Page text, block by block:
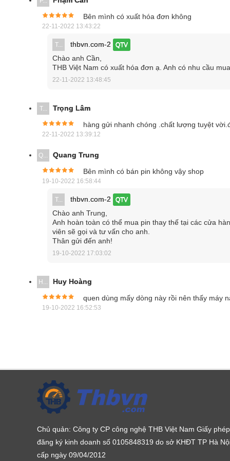
Sản phẩm có kiểu dáng mạnh mẽ, kết cấu chắc
Kyoritsu 1110 là sản phẩm thuộc thương hiệu
nghệ hiện đại. Sau khi trải qua các khâu kiểm định
trao tới tay người tiêu dùng.
Trọn bộ sản phẩm gồm
01 Đồng hồ vạn năng Kyoritsu 1110.
01 Hộp đựng sản phẩm.
01 Tài liệu hướng dẫn sử dụng.
Khả năng làm việc của Kyoritsu 1110
Do Kyoritsu 1110 được sản xuất nhằm mục đích
dòng điện DC, đo điện áp AC/DC, kiểm tra liên tục…
Bên mình có xuất hóa đơn không
22-11-2022 13:43:22
T... thbvn.com-2 QTV
Chào anh Cần,
THB Việt Nam có xuất hóa đơn ạ. Anh có nhu cầu
22-11-2022 13:48:45
T...
Trọng Lâm
hàng gửi nhanh chóng .chất lượng tuyệt
22-11-2022 13:39:12
Q...
Quang Trung
Bên mình có bán pin không vậy shop
19-10-2022 16:58:44
T... thbvn.com-2 QTV
Chào anh Trung,
Anh hoàn toàn có thể mua pin thay thế tại các cửa
viên sẽ gọi và tư vấn cho anh.
Thân gửi đến anh!
19-10-2022 17:03:02
H...
Huy Hoàng
quen dùng mấy dòng này rồi nên thấy máy
19-10-2022 16:52:53
Chủ quản: Công ty CP công nghệ THB Việt Nam Giấy phép
đăng ký kinh doanh số 0105848319 do sở KHĐT TP Hà
cấp ngày 09/04/2012